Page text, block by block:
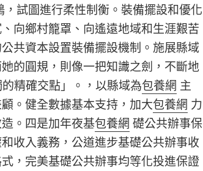
試圖進行柔性制衡。裝備擺設和優化
向鄉村籠罩、向遙遠地域和生涯艱苦
共資本設置裝備擺設機制。施展縣域
的圓規，則像一把知識之劍，不斷地
精確交點」。，以縣域為包養網 主
。健全數據基本支持，加大包養網 力
。四是加年夜基包養網 礎公共辦事保
收入義務，公道進步基礎公共辦事收
，完美基礎公共辦事均等化投進保證